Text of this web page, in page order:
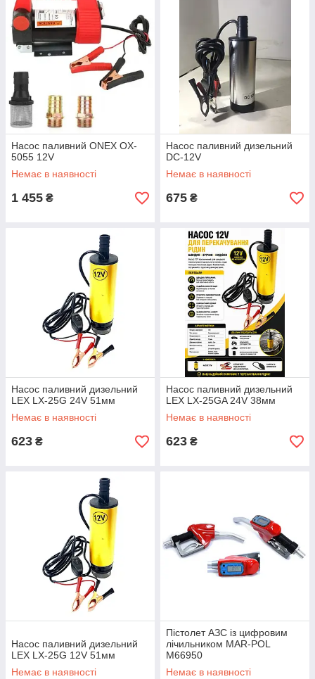
Насос паливний ONEX OX-
5055 12V
Немає в наявності
1 455 ₴
Насос паливний дизельний
DC-12V
Немає в наявності
675 ₴
Насос паливний дизельний
LEX LX-25G 24V 51мм
Немає в наявності
623 ₴
Насос паливний дизельний
LEX LX-25GA 24V 38мм
Немає в наявності
623 ₴
Насос паливний дизельний
LEX LX-25G 12V 51мм
Немає в наявності
Пістолет АЗС із цифровим
лічильником MAR-POL
M66950
Немає в наявності